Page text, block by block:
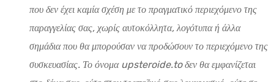
που δεν έχει καμία σχέση με το πραγματικό περιεχόμενο της
παραγγελίας σας, χωρίς αυτοκόλλητα, λογότυπα ή άλλα
σημάδια που θα μπορούσαν να προδώσουν το περιεχόμενο της
συσκευασίας. Το όνομα upsteroide.to δεν θα εμφανίζεται